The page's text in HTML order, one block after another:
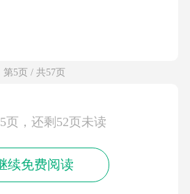
第5页 / 共57页
页，还剩52页未读
续免费阅读